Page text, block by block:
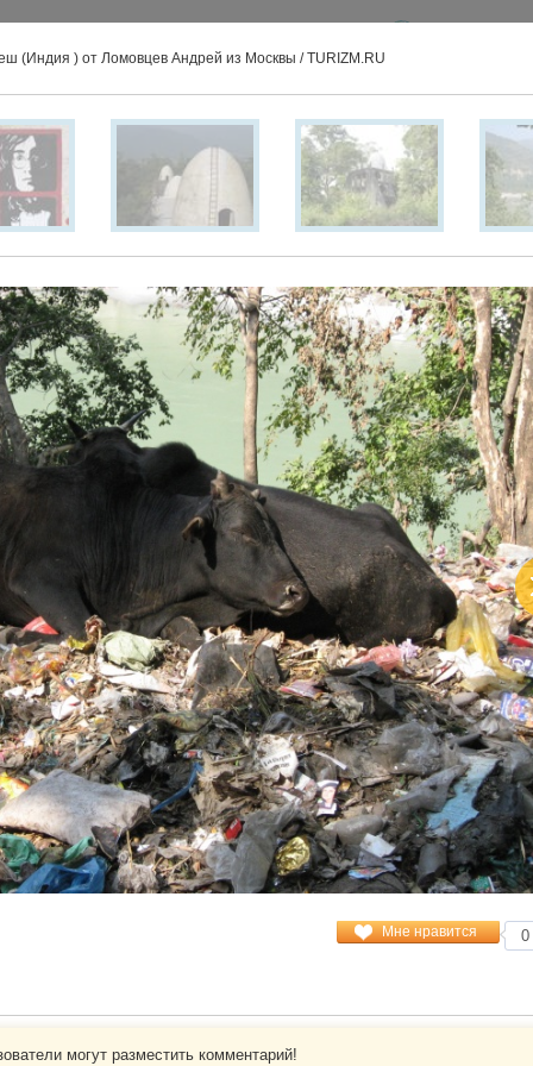
Москва
Направления
Азия
Африка
Европа
Северная Америка
Южная Америка
Австралия и Океания
Для турфирм
Для отелей
Общение
Добавить отзыв
Почитать отзывы
Форум
Сообщество туристов
(Индия ) от Ломовцев Андрей из Москвы / TURIZM.RU
Мне нравится 0
могут разместить комментарий!